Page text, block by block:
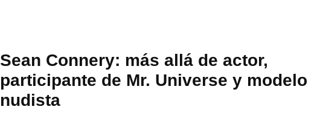
Sean Connery: más allá de actor,
participante de Mr. Universe y modelo
nudista